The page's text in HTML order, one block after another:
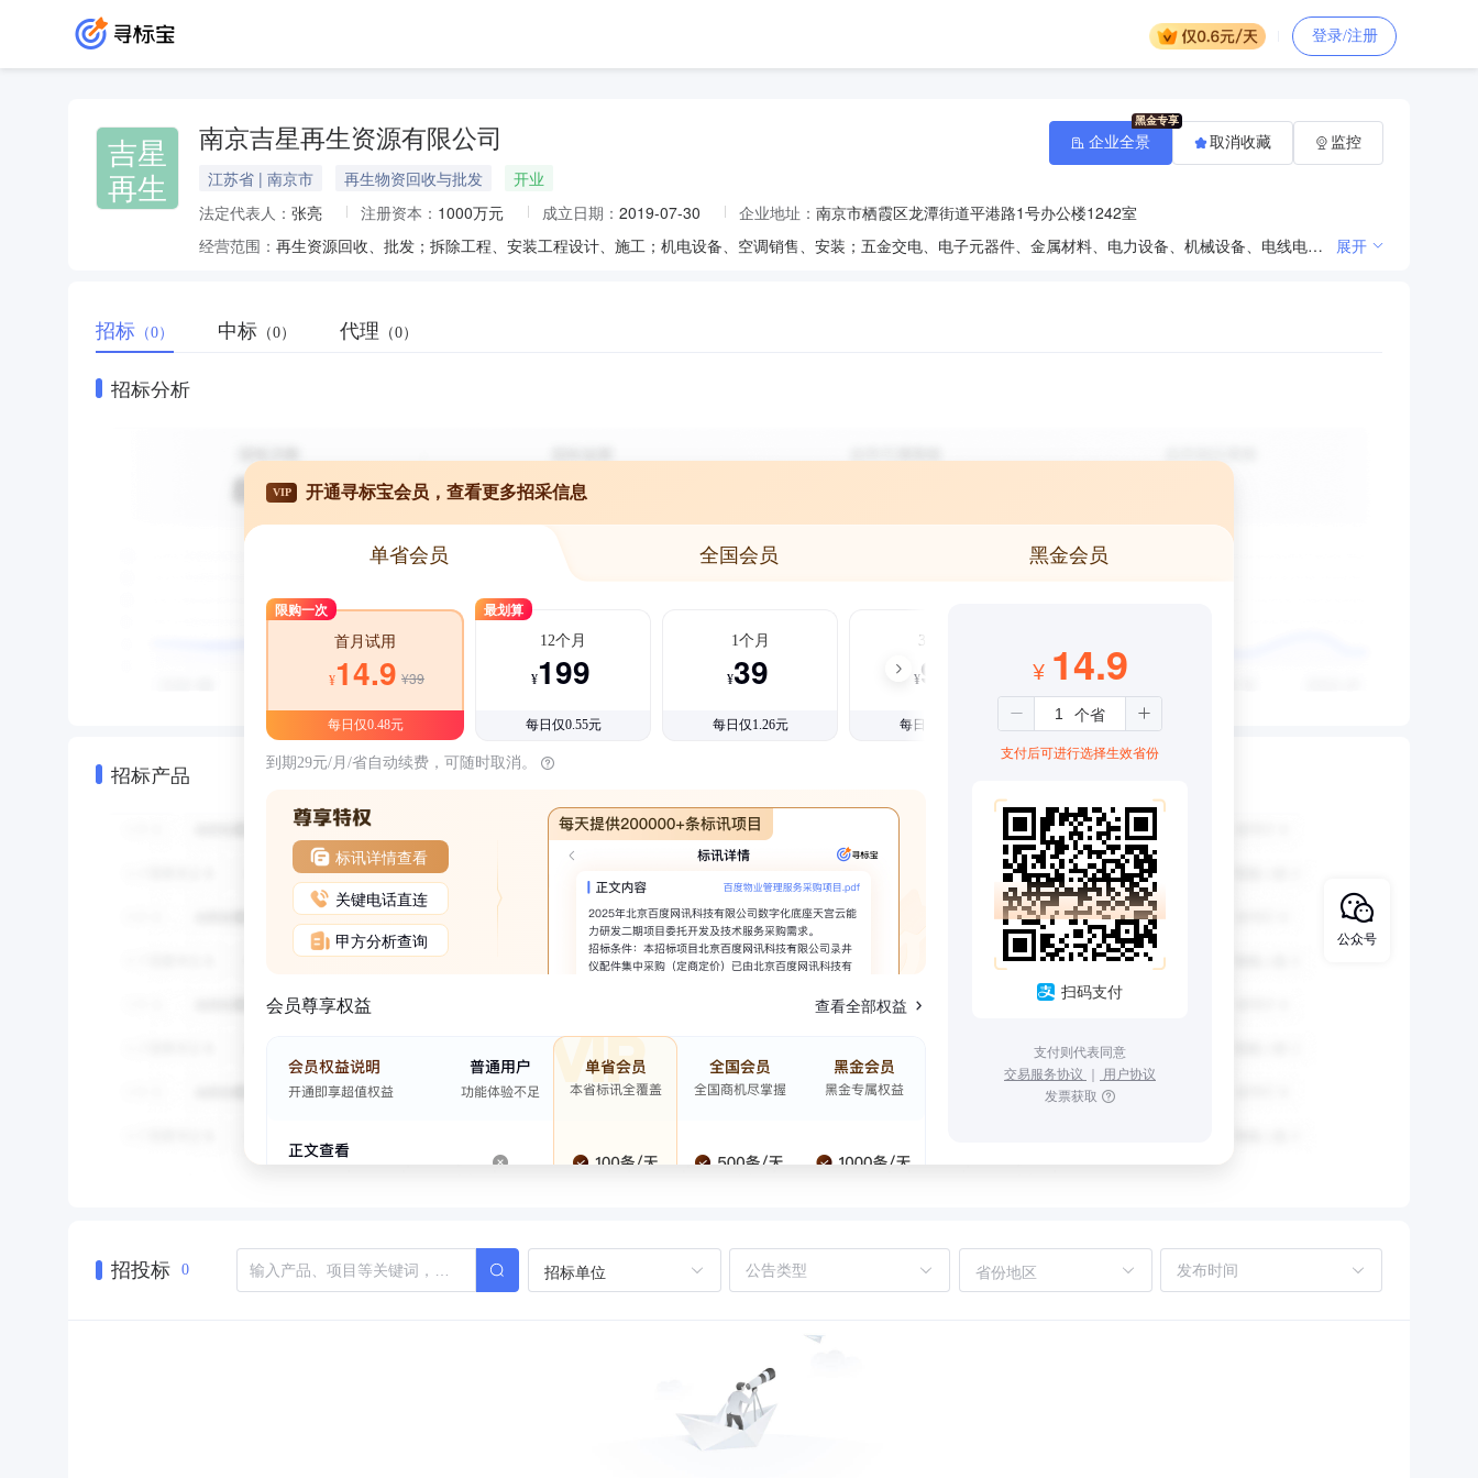
登录/注册
吉星
再生
南京吉星再生资源有限公司
江苏省 | 南京市 再生物资回收与批发
开业
法定代表人： 张亮 注册资本： 1000万元 成立日期： 2019-07-30 企业地址： 南京市栖霞区龙潭街道平港路1号办公楼1242室
经营范围：
再生资源回收、批发；拆除工程、安装工程设计、施工；机电设备、空调销售、安装；五金交电、电子元器件、金属材料、电力设备、机械设备、电线电缆、计算机软硬件销售。（依法须经批准的项目，经相关部门批准后方可开展经营活动） 许可项目：道路货物运输（不含危险货物）；各类工程建设活动（依法须经批准的项目，经相关部门批准后方可开展经营活动，具体经营项目以审批结果为准） 一般项目：电子、机械设备维护（不含特种设备）；第一类医疗器械销售；专用设备修理；资源再生利用技术研发；污水处理及其再生利用；水质污染物监测及检测仪器仪表销售；废旧沥青再生技术研发；再生资源加工；普通机械设备安装服务；园林绿化工程施工；工业机器人安装、维修；通用设备修理；船舶修理；电气设备修理；仪器仪表修理；土石方工程施工；生产性废旧金属回收（除依法须经批准的项目外，凭营业执照依法自主开展经营活动） 展开
企业全景 取消收藏 监控
招标 （0） 中标 （0） 代理 （0）
招标分析
招标产品
VIP 开通寻标宝会员，查看更多招采信息
单省会员 全国会员 黑金会员
限购一次
首月试用
¥14.9 ¥39
每日仅0.48元
最划算
12个月
¥199
每日仅0.55元
1个月
¥39
每日仅1.26元
3个月
¥99
每日仅1.08元
到期29元/月/省自动续费，可随时取消。
标讯详情查看
关键电话直连
甲方分析查询
会员尊享权益 查看全部权益
¥ 14.9
支付后可进行选择生效省份
扫码支付
支付则代表同意
交易服务协议 ｜ 用户协议
发票获取
招投标 0 招标单位 省份地区
公众号